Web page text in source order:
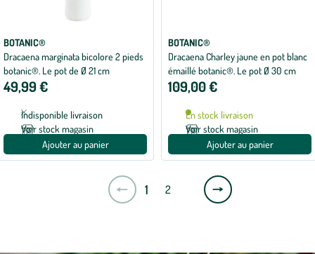
BOTANIC®
Dracaena marginata bicolore 2 pieds
botanic®. Le pot de Ø 21 cm
49,99 €
Indisponible livraison
Voir stock magasin
Ajouter au panier
BOTANIC®
Dracaena Charley jaune en pot blanc
émaillé botanic®. Le pot Ø 30 cm
109,00 €
En stock livraison
Voir stock magasin
Ajouter au panier
1 2
Page
suivante